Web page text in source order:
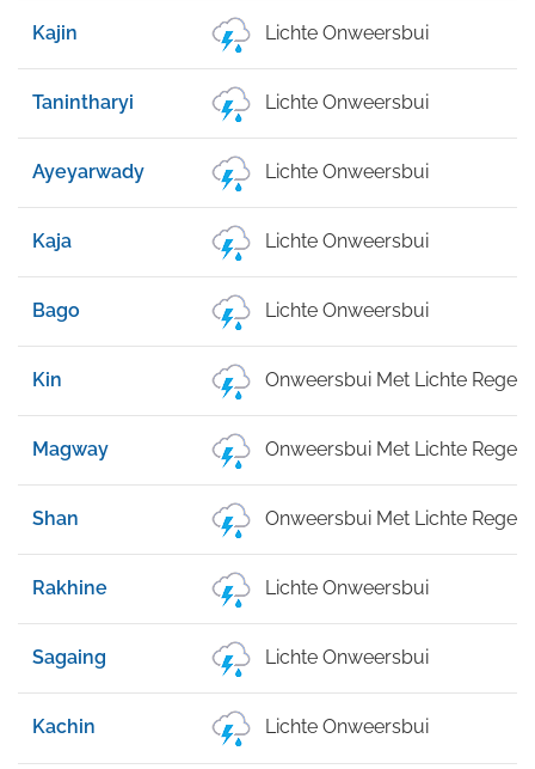
Kajin Lichte Onweersbui
Tanintharyi Lichte Onweersbui
Ayeyarwady Lichte Onweersbui
Kaja Lichte Onweersbui
Bago Lichte Onweersbui
Kin Onweersbui Met Lichte Regen
Magway Onweersbui Met Lichte Regen
Shan Onweersbui Met Lichte Regen
Rakhine Lichte Onweersbui
Sagaing Lichte Onweersbui
Kachin Lichte Onweersbui